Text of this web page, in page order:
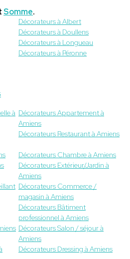
Somme.
Décorateurs à Albert
Décorateurs à Doullens
Décorateurs à Longueau
Décorateurs à Péronne
à Décorateurs Appartement à
Amiens
Décorateurs Restaurant à Amiens
Décorateurs Chambre à Amiens
Décorateurs Extérieur/Jardin à
Amiens
Décorateurs Commerce /
magasin à Amiens
Décorateurs Bâtiment
professionnel à Amiens
Décorateurs Salon / séjour à
Amiens
Décorateurs Dressing à Amiens